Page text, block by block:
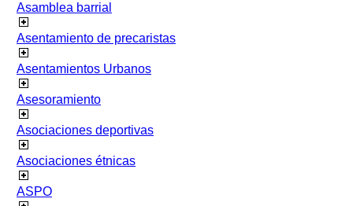
Asamblea barrial
Asentamiento de precaristas
Asentamientos Urbanos
Asesoramiento
Asociaciones deportivas
Asociaciones étnicas
ASPO